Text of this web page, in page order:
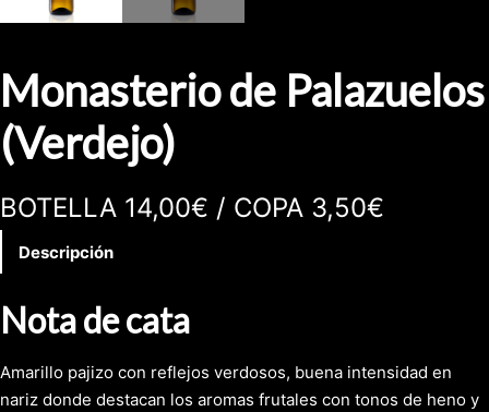
Monasterio de Palazuelos
(Verdejo)
BOTELLA 14,00€ / COPA 3,50€
Descripción
Nota de cata
Amarillo pajizo con reflejos verdosos, buena intensidad en
nariz donde destacan los aromas frutales con tonos de heno y